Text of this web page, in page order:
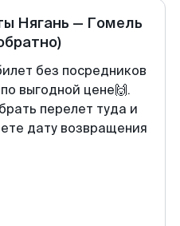
Нягань — Гомель
без посредников
выгодной цене🙌.
перелет туда и
дату возвращения